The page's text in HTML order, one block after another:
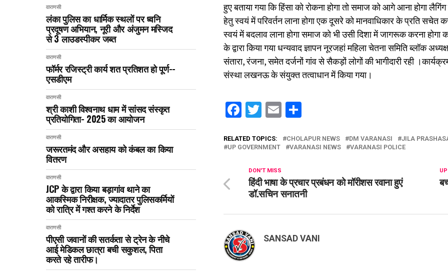
वाराणसी
लंका पुलिस का धार्मिक स्थलों पर ध्वनि
प्रदूषण अभियान, नूरी और अंजुमन मस्जिद
से 3 लाउडस्पीकर जब्त
वाराणसी
फॉर्मर रजिस्ट्री कार्य शत प्रतिशत हो पूर्ण--
एसडीएम
वाराणसी
श्री काशी विश्वनाथ धाम में सांसद संस्कृत
प्रतियोगिता- 2025 का आयोजन
वाराणसी
जरूरतमंद और असहाय को कंबल का किया
वितरण
वाराणसी
JCP के द्वारा किया बड़ागांव थाने का
आकस्मिक निरीक्षक, ज्यादातर पुलिसकर्मियों
को रात्रि में गश्त करने के निर्देश
वाराणसी
पीएसी जवानों की सतर्कता से ट्रेन के नीचे
आई मेडिकल छात्रा बची सकुशल, पिता
करते रहे तारीफ।
हुए बताया गया कि हिंसा को रोकना होगा तो समाज को आगे आना होगा
हेतु स्वयं में परिवर्तन लाना होगा एक दूसरे को मानवाधिकार के प्रति सचेत
स्वयं में बदलाव लाना होगा समाज को भी उसी दिशा में जागरूक करना
के द्वारा किया गया धन्यवाद ज्ञापन नूरजहां महिला चेतना समिति ब्लॉक
संतारा, रंजना, समेत दर्जनों गांव से सैकड़ों लोगों की भागीदारी रही
संस्था लखनऊ के संयुक्त तत्वाधान में किया गया।
Facebook
Twitter
Email
RELATED TOPICS: CHOLAPUR NEWS DM VARANASI JILA
UP GOVERNMENT
VARANASI NEWS VARANASI POLICE
DON'T MISS
हिंदी भाषा के प्रचार प्रबंधन को मॉरीशस रवाना हुएं
डॉ.सचिन सनातनी
SANSAD VANI